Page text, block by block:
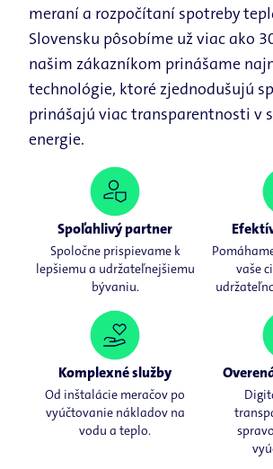
meraní a rozpočítaní spotreby
Slovensku pôsobíme už viac ako
našim zákazníkom prinášame
technológie, ktoré zjednodušujú
prinášajú viac transparentnosti v
energie.
Spoľahlivý partner
Spoločne prispievame k
lepšiemu a udržateľnejšiemu
bývaniu.
vaše
Komplexné služby
Od inštalácie meračov po
vyúčtovanie nákladov na
vodu a teplo.